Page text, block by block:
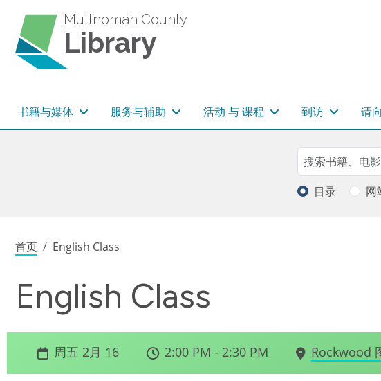
Multnomah County
Library
主导航
书籍与媒体 服务与辅助 活动 与 课程 到访 请
Search
搜索
目录 网
面包屑
首页 English Class
English Class
周五 2月 16 2:00 PM - 2:30 PM Rockwood